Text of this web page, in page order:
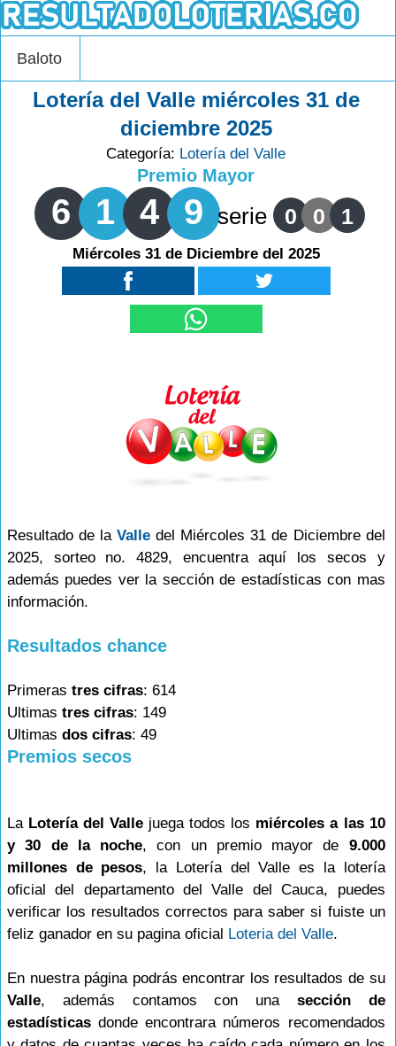
Baloto
Lotería del Valle miércoles 31 de
diciembre 2025
Categoría: Lotería del Valle
Premio Mayor
6 1 4 9 serie 0 0 1
Miércoles 31 de Diciembre del 2025
Resultado de laValle del Miércoles 31 de Diciembre del
2025, sorteo no. 4829, encuentra aquí los secos y
además puedes ver la sección de estadísticas con mas
información.
Resultados chance
Primeras tres cifras: 614
Ultimas tres cifras: 149
Ultimas dos cifras: 49
Premios secos
La Lotería del Valle juega todos los miércoles a las 10
y 30 de la noche, con un premio mayor de 9.000
millones de pesos, la Lotería del Valle es la lotería
oficial del departamento del Valle del Cauca, puedes
verificar los resultados correctos para saber si fuiste un
feliz ganador en su pagina oficial Loteria del Valle.
En nuestra página podrás encontrar los resultados de su
Valle, además contamos con una sección de
estadísticas donde encontrara números recomendados